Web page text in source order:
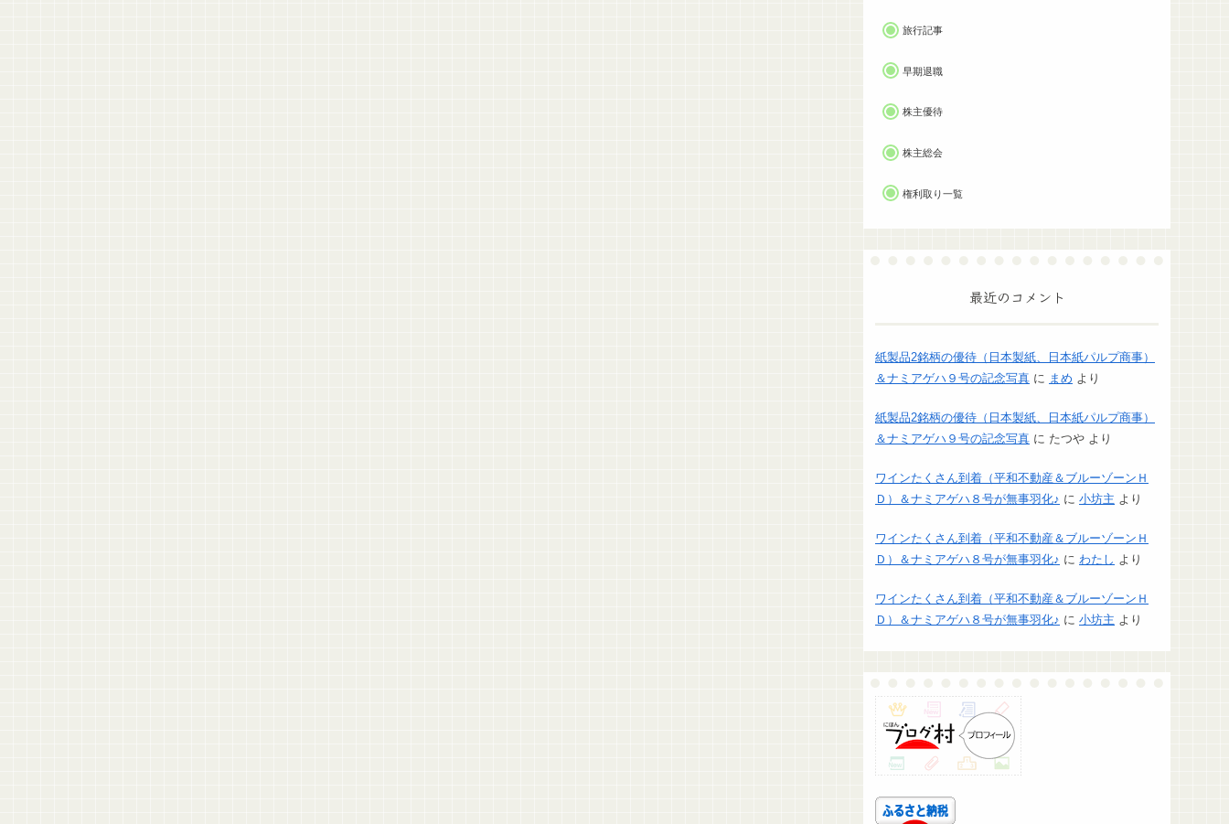
旅行記事
早期退職
株主優待
株主総会
権利取り一覧
最近のコメント
紙製品2銘柄の優待（日本製紙、日本紙パルプ商事）
＆ナミアゲハ９号の記念写真 に まめ より
紙製品2銘柄の優待（日本製紙、日本紙パルプ商事）
＆ナミアゲハ９号の記念写真 に たつや より
ワインたくさん到着（平和不動産＆ブルーゾーンＨ
Ｄ）＆ナミアゲハ８号が無事羽化♪ に 小坊主 より
ワインたくさん到着（平和不動産＆ブルーゾーンＨ
Ｄ）＆ナミアゲハ８号が無事羽化♪ に わたし より
ワインたくさん到着（平和不動産＆ブルーゾーンＨ
Ｄ）＆ナミアゲハ８号が無事羽化♪ に 小坊主 より